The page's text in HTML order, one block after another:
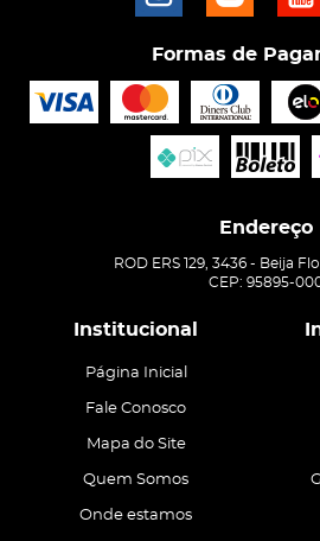
Formas de
Endereço
ROD ERS 129, 3436 - Beija
CEP: 95895-
Institucional
Página Inicial
Fale Conosco
Mapa do Site
Quem Somos
Onde estamos